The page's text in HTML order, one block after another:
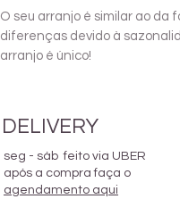
O seu arranjo é similar ao da
diferenças devido à
arranjo é único!
DELIVERY
seg - sáb feito via UBER
após a compra faça o
agendamento aqui